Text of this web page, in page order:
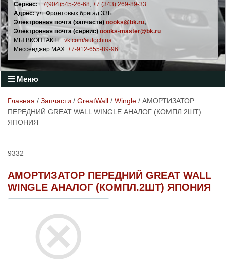
Сервис: +7(904)545-26-68, +7 (343) 269-89-33
Адрес:ул. Фронтовых бригад 33Б
Электронная почта (запчасти) oooks@bk.ru,
Электронная почта (сервис) oooks-master@bk.ru
МЫ ВКОНТАКТЕ: vk.com/autochina
Мессенджер MAX: +7-912-655-89-96
Меню
Главная / Запчасти / GreatWall / Wingle / АМОРТИЗАТОР
ПЕРЕДНИЙ GREAT WALL WINGLE АНАЛОГ (КОМПЛ.2ШТ)
ЯПОНИЯ
9332
АМОРТИЗАТОР ПЕРЕДНИЙ GREAT WALL
WINGLE АНАЛОГ (КОМПЛ.2ШТ) ЯПОНИЯ